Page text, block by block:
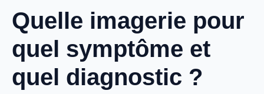
Quelle imagerie pour
quel symptôme et
quel diagnostic ?